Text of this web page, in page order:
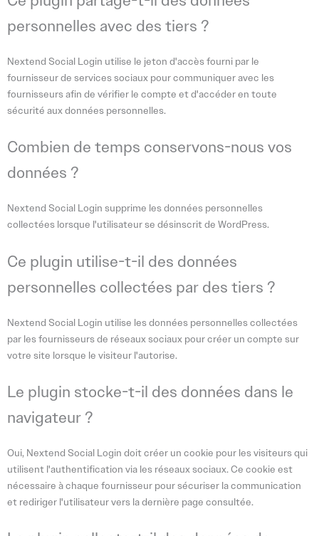
personnelles avec des tiers ?
Nextend Social Login utilise le jeton d'accès fourni par le
fournisseur de services sociaux pour communiquer avec les
fournisseurs afin de vérifier le compte et d'accéder en toute
sécurité aux données personnelles.
Combien de temps conservons-nous vos
données ?
Nextend Social Login supprime les données personnelles
collectées lorsque l'utilisateur se désinscrit de WordPress.
Ce plugin utilise-t-il des données
personnelles collectées par des tiers ?
Nextend Social Login utilise les données personnelles collectées
par les fournisseurs de réseaux sociaux pour créer un compte sur
votre site lorsque le visiteur l'autorise.
Le plugin stocke-t-il des données dans le
navigateur ?
Oui, Nextend Social Login doit créer un cookie pour les visiteurs qui
utilisent l'authentification via les réseaux sociaux. Ce cookie est
nécessaire à chaque fournisseur pour sécuriser la communication
et rediriger l'utilisateur vers la dernière page consultée.